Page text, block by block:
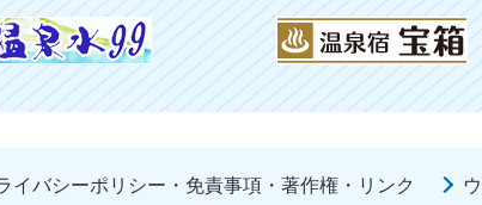
イバシーポリシー・免責事項・著作権・リンク